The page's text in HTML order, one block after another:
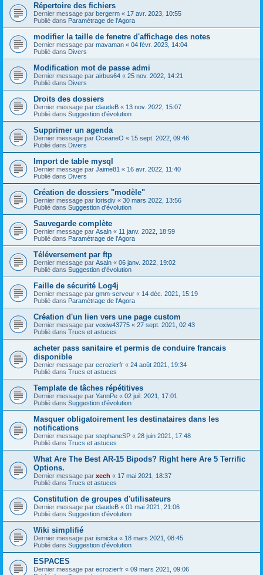
Répertoire des fichiers
Dernier message par bergerm « 17 avr. 2023, 10:55
Publié dans Paramétrage de l'Agora
modifier la taille de fenetre d'affichage des notes
Dernier message par mavaman « 04 févr. 2023, 14:04
Publié dans Divers
Modification mot de passe admi
Dernier message par airbus64 « 25 nov. 2022, 14:21
Publié dans Divers
Droits des dossiers
Dernier message par claudeB « 13 nov. 2022, 15:07
Publié dans Suggestion d'évolution
Supprimer un agenda
Dernier message par OceaneO « 15 sept. 2022, 09:46
Publié dans Divers
Import de table mysql
Dernier message par Jaime81 « 16 avr. 2022, 11:40
Publié dans Divers
Création de dossiers "modèle"
Dernier message par lorisdiv « 30 mars 2022, 13:56
Publié dans Suggestion d'évolution
Sauvegarde complète
Dernier message par Asaln « 11 janv. 2022, 18:59
Publié dans Paramétrage de l'Agora
Téléversement par ftp
Dernier message par Asaln « 06 janv. 2022, 19:02
Publié dans Suggestion d'évolution
Faille de sécurité Log4j
Dernier message par gmm-serveur « 14 déc. 2021, 15:19
Publié dans Paramétrage de l'Agora
Création d'un lien vers une page custom
Dernier message par voxiw43775 « 27 sept. 2021, 02:43
Publié dans Trucs et astuces
acheter pass sanitaire et permis de conduire francais
disponible
Dernier message par ecrozierfr « 24 août 2021, 19:34
Publié dans Trucs et astuces
Template de tâches répétitives
Dernier message par YannPe « 02 juil. 2021, 17:01
Publié dans Suggestion d'évolution
Masquer obligatoirement les destinataires dans les
notifications
Dernier message par stephaneSP « 28 juin 2021, 17:48
Publié dans Trucs et astuces
What Are The Best AR-15 Bipods? Right here Are 5 Terrific
Options.
Dernier message par xech « 17 mai 2021, 18:37
Publié dans Trucs et astuces
Constitution de groupes d'utilisateurs
Dernier message par claudeB « 01 mai 2021, 21:06
Publié dans Suggestion d'évolution
Wiki simplifié
Dernier message par ismicka « 18 mars 2021, 08:45
Publié dans Suggestion d'évolution
ESPACES
Dernier message par ecrozierfr « 09 mars 2021, 09:06